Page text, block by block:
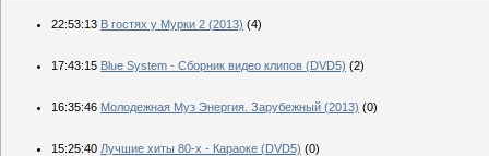
22:53:13 В гостях у Мурки 2 (2013) (4)
17:43:15 Blue System - Сборник видео клипов (DVD5) (2)
16:35:46 Молодежная Муз Энергия. Зарубежный (2013) (0)
15:25:40 Лучшие хиты 80-х - Караоке (DVD5) (0)